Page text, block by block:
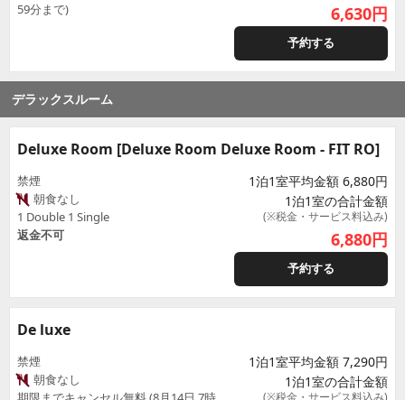
59分まで)
6,630円
予約する
デラックスルーム
Deluxe Room [Deluxe Room Deluxe Room - FIT RO]
禁煙
朝食なし
1 Double 1 Single
返金不可
1泊1室平均金額 6,880円
1泊1室の合計金額
(※税金・サービス料込み)
6,880円
予約する
De luxe
禁煙
朝食なし
1泊1室平均金額 7,290円
1泊1室の合計金額
(※税金・サービス料込み)